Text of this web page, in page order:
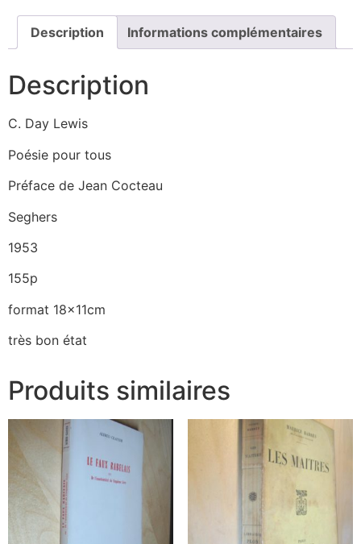
Description Informations complémentaires
Description
C. Day Lewis
Poésie pour tous
Préface de Jean Cocteau
Seghers
1953
155p
format 18x11cm
très bon état
Produits similaires